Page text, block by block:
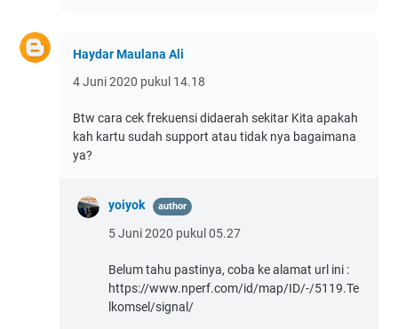
Haydar Maulana Ali
4 Juni 2020 pukul 14.18
Btw cara cek frekuensi didaerah sekitar Kita apakah
kah kartu sudah support atau tidak nya bagaimana
ya?
yoiyok
5 Juni 2020 pukul 05.27
Belum tahu pastinya, coba ke alamat url ini :
https://www.nperf.com/id/map/ID/-/5119.Te
lkomsel/signal/